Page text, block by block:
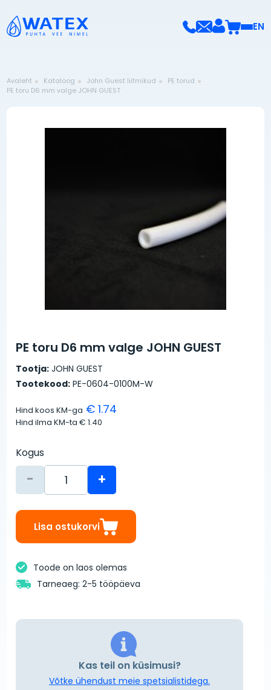
EN
Avaleht Kataloog John Guest liitmikud
PE torud
PE toru D6 mm valge JOHN GUEST
PE toru D6 mm valge JOHN GUEST
Tootja: JOHN GUEST
Tootekood: PE-0604-0100M-W
Hind koos KM-ga € 1.74
Hind ilma KM-ta€ 1.40
Kogus
- +
Lisa ostukorvi
Toode on laos olemas
Tarneaeg: 2-5 tööpäeva
Kas teil on küsimusi?
Võtke ühendust meie spetsialistidega.